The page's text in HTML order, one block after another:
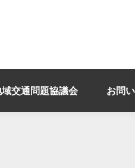
交通問題協議会 お問